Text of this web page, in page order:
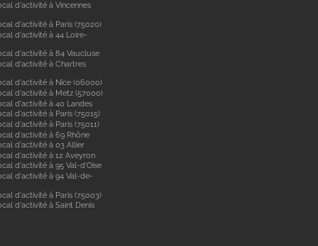
d'activité à Vincennes
d'activité à Paris (75020)
d'activité à 44 Loire-
d'activité à 84 Vaucluse
d'activité à Chartres
d'activité à Nice (06000)
d'activité à Metz (57000)
d'activité à 40 Landes
d'activité à Paris (75015)
d'activité à Paris (75011)
d'activité à 69 Rhône
d'activité à 03 Allier
d'activité à 12 Aveyron
d'activité à 95 Val-d'Oise
d'activité à 94 Val-de-
d'activité à Paris (75003)
d'activité à Saint Denis